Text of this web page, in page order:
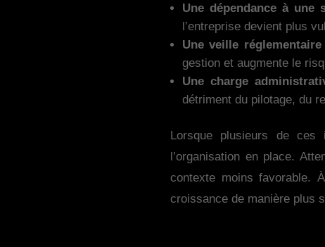
Une dépendance à une
l’entreprise devient plus
Une veille
gestion et augmente le
Une charge
détriment du pilotage, du
Lorsque plusieurs de ces
l’organisation en place.
contexte moins favorable.
croissance de manière plus